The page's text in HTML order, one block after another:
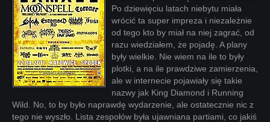
Po dziewięciu latach niebytu miała
wrócić ta super impreza i niezależnie
od tego kto by miał na niej zagrać, od
razu wiedziałem, że pojadę. A plany
były wielkie. Nie wiem na ile to były
plotki, a na ile prawdziwe zamierzenia,
ale w internecie pojawiały się takie
nazwy jak King Diamond i Running
Wild. No, to by było naprawdę wydarzenie, ale ostatecznie nic z
tego nie wyszło. Lista zespołów była ujawniana partiami, co jakiś